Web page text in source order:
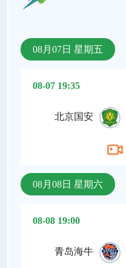
08月07日 星期五
08-07 19:35
北京国安
08月08日 星期六
08-08 19:00
青岛海牛